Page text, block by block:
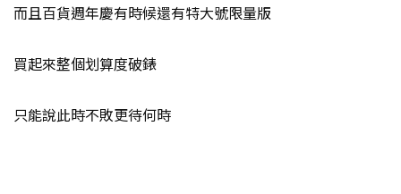
而且百貨週年慶有時候還有特大號限量版
買起來整個划算度破錶
只能說此時不敗更待何時